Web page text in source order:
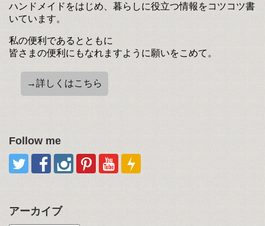
ハンドメイドをはじめ、暮らしに役立つ情報をコツコツ書
いています。
私の便利であるとともに
皆さまの便利にもなれますように願いをこめて。
→詳しくはこちら
Follow me
アーカイブ